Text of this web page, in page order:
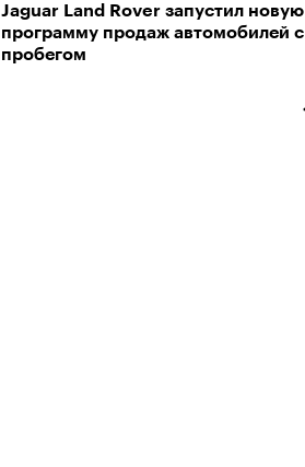
Jaguar Land Rover запустил новую
программу продаж автомобилей с
пробегом